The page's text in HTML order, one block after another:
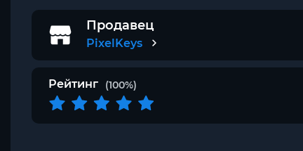
Продавец
PixelKeys
Рейтинг (100%)